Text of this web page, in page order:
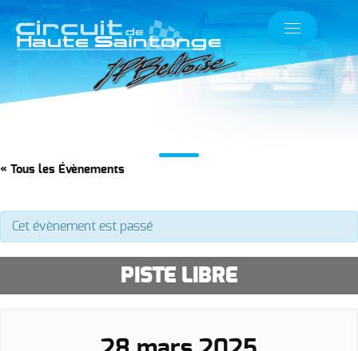
« Tous les Évènements
Cet évènement est passé
PISTE LIBRE